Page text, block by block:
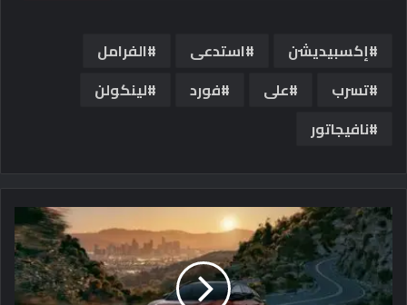
إكسبيديشن استدعى
الفرامل
تسرب
على فورد
لينكولن
نافيجاتور